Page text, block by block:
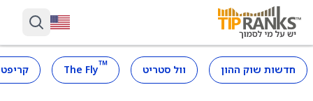
חדשות שוק ההון וול סטריט ™
The Fly